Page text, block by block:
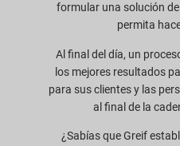
formular una solución
permita
Al final del día, un
los mejores resultados
para sus clientes y las
al final de la
¿Sabías que Greif